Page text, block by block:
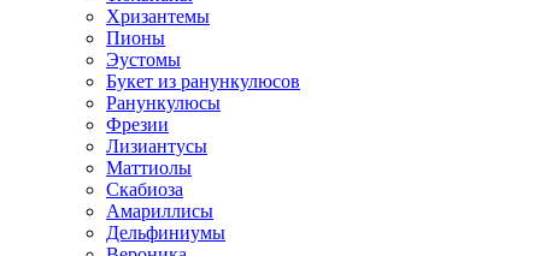
Хризантемы
Пионы
Эустомы
Букет из ранункулюсов
Ранункулюсы
Фрезии
Лизиантусы
Маттиолы
Скабиоза
Амариллисы
Дельфиниумы